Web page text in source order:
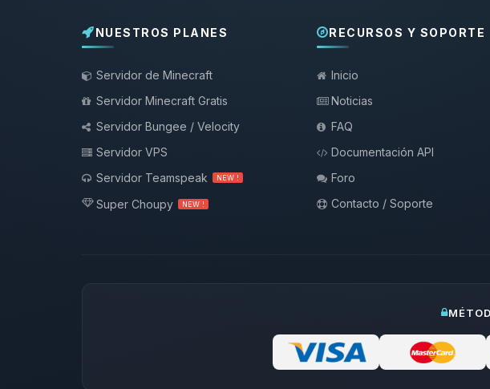
NUESTROS PLANES
Servidor de Minecraft
Servidor Minecraft Gratis
Servidor Bungee / Velocity
Servidor VPS
Servidor Teamspeak
NEW !
Super Choupy NEW !
RECURSOS Y SOPORTE
Inicio
Noticias
FAQ
Documentación API
Foro
Contacto / Soporte